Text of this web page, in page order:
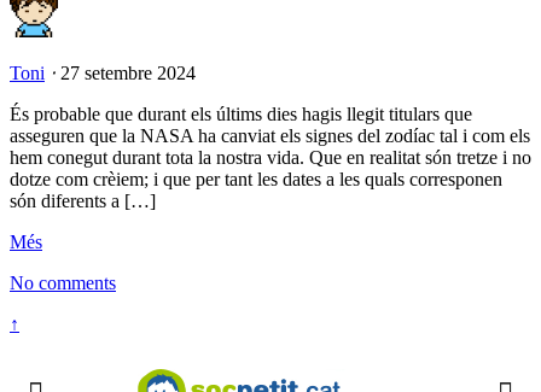
Toni ⋅ 27 setembre 2024
És probable que durant els últims dies hagis llegit titulars que
asseguren que la NASA ha canviat els signes del zodíac tal i com els
hem conegut durant tota la nostra vida. Que en realitat són tretze i no
dotze com crèiem; i que per tant les dates a les quals corresponen
són diferents a […]
Més
No comments
↑